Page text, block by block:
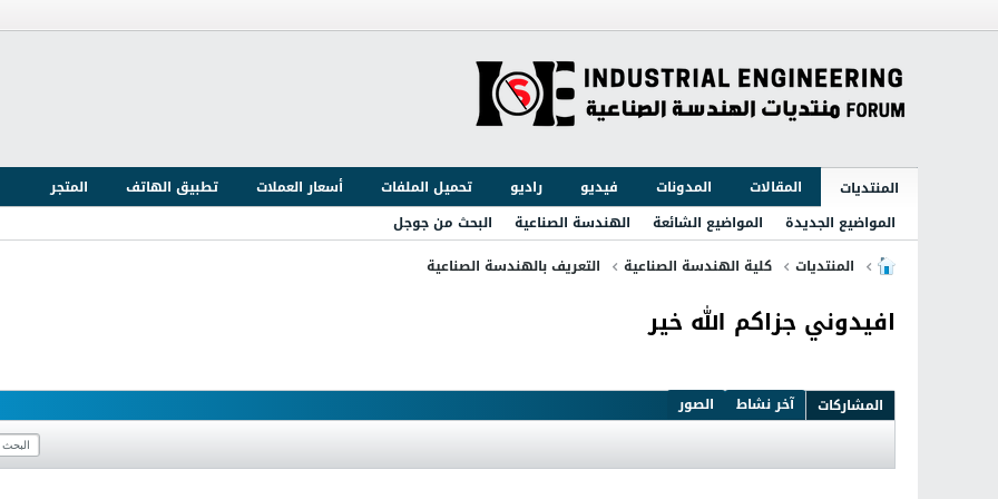
المنتديات المقالات المدونات فيديو راديو تحميل الملفات أسعار العملات تطبيق الهاتف
المتجر
المواضيع الجديدة
المواضيع الشائعة الهندسة الصناعية
البحث من جوجل
المنتديات
كلية الهندسة الصناعية التعريف بالهندسة الصناعية
افيدوني جزاكم الله خير
المشاركات آخر نشاط الصور